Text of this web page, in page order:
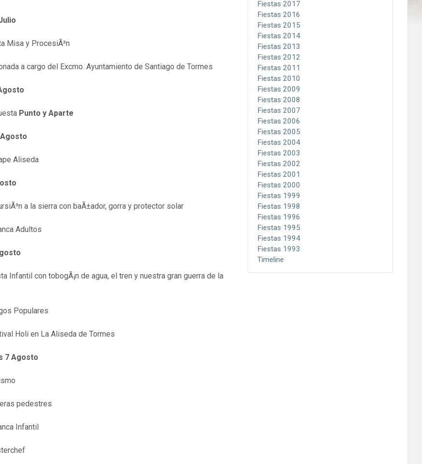
Fiestas 2017
Fiestas 2016
Fiestas 2015
Fiestas 2014
Fiestas 2013
Fiestas 2012
Fiestas 2011
Fiestas 2010
Fiestas 2009
Fiestas 2008
Fiestas 2007
Fiestas 2006
Fiestas 2005
Fiestas 2004
Fiestas 2003
Fiestas 2002
Fiestas 2001
Fiestas 2000
Fiestas 1999
Fiestas 1998
Fiestas 1996
Fiestas 1995
Fiestas 1994
Fiestas 1993
Timeline
Misa y ProcesiÃ³n
a cargo del Excmo. Ayuntamiento de Santiago de Tormes
Punto y Aparte
Aliseda
a la sierra con baÃ±ador, gorra y protector solar
Adultos
Infantil con tobogÃ¡n de agua, el tren y nuestra gran guerra de la
Populares
Holi en La Aliseda de Tormes
7 Agosto
pedestres
Infantil